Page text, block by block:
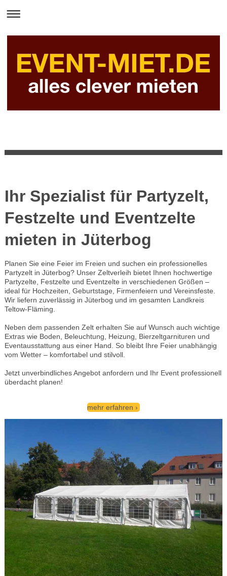
Ihr Spezialist für Partyzelt,
Festzelte und Eventzelte
mieten in Jüterbog
Planen Sie eine Feier im Freien und suchen ein professionelles
Partyzelt in Jüterbog? Unser Zeltverleih bietet Ihnen hochwertige
Partyzelte, Festzelte und Eventzelte in verschiedenen Größen –
ideal für Hochzeiten, Geburtstage, Firmenfeiern und Vereinsfeste.
Wir liefern zuverlässig in Jüterbog und im gesamten Landkreis
Teltow-Fläming.
Neben dem passenden Zelt erhalten Sie auf Wunsch auch wichtige
Extras wie Boden, Beleuchtung, Heizung, Bierzeltgarnituren und
Eventausstattung aus einer Hand. So bleibt Ihre Feier unabhängig
vom Wetter – komfortabel und stilvoll.
Jetzt unverbindliches Angebot anfordern und Ihr Event professionell
überdacht planen!
mehr erfahren